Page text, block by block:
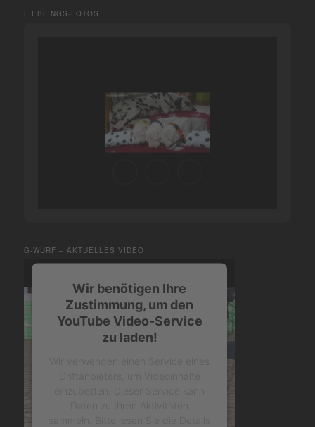
LIEBLINGS-FOTOS
G-WURF – AKTUELLES VIDEO
Wir benötigen Ihre
Zustimmung, um den
YouTube Video-Service
zu laden!